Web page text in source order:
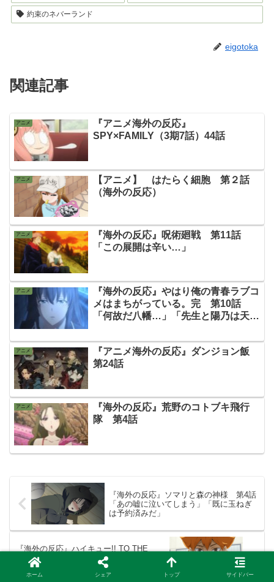
約束のネバーランド
eigotoka
関連記事
アニメ
『アニメ海外の反応』
SPY×FAMILY（3期7話）44話
アニメ
【アニメ】 はたらく細胞 第２話
（海外の反応）
アニメ
『海外の反応』呪術廻戦 第11話
「この展開は辛い…」
アニメ
『海外の反応』やはり俺の青春ラブコ
メはまちがっている。完 第10話
「何故だ八幡…」「先生と陽乃は天使
アニメ
『アニメ海外の反応』ダンジョン飯
第24話
アニメ
『海外の反応』荒野のコトブキ飛行
隊 第4話
『海外の反応』ソマリと森の神様 第4話
「あの嘘に泣いてしまう」「既に玉ねぎ
は予約済みだ」
『海外の反応』ハイキュー!! TO THE
TOP 第4話「健やかすぎる男、日向」
「あのスパイクは凄かった！」
ホーム シェア トップ サイドバー